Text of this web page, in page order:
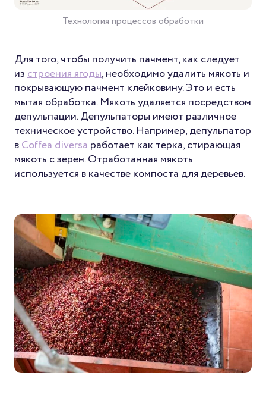
Технология процессов обработки
Для того, чтобы получить пачмент, как следует
изстроения ягоды, необходимо удалить мякоть и
покрывающую пачмент клейковину. Это и есть
мытая обработка. Мякоть удаляется посредством
депульпации. Депульпаторы имеют различное
техническое устройство. Например, депульпатор
вCoffea diversaработает как терка, стирающая
мякоть с зерен. Отработанная мякоть
используется в качестве компоста для деревьев.